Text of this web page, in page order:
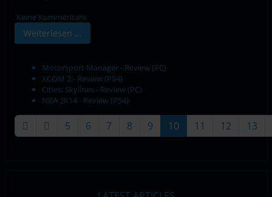
Keine Kommentare
Weiterlesen …
Motorsport Manager - Review (PC)
XCOM 2 - Review (PS4)
Cities: Skylines - Review (PC)
NBA 2K14 - Review (PS4)
Seite 10 von 24
5 6 7 8 9 10 11 12 13